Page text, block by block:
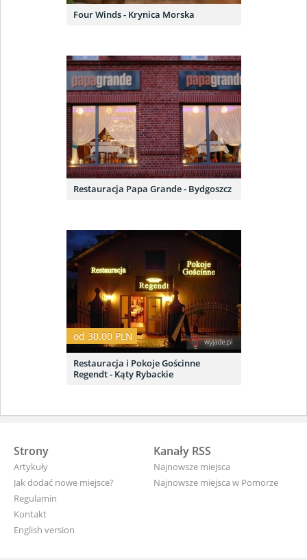
Four Winds - Krynica Morska
Restauracja Papa Grande - Bydgoszcz
od 30.00 PLN
Restauracja i Pokoje Gościnne
Regendt - Kąty Rybackie
Strony
Artykuły
Jak dodać nowe miejsce?
Regulamin
Kontakt
English version
Kanały RSS
Najnowsze miejsca
Najnowsze miejsca w Pomorze